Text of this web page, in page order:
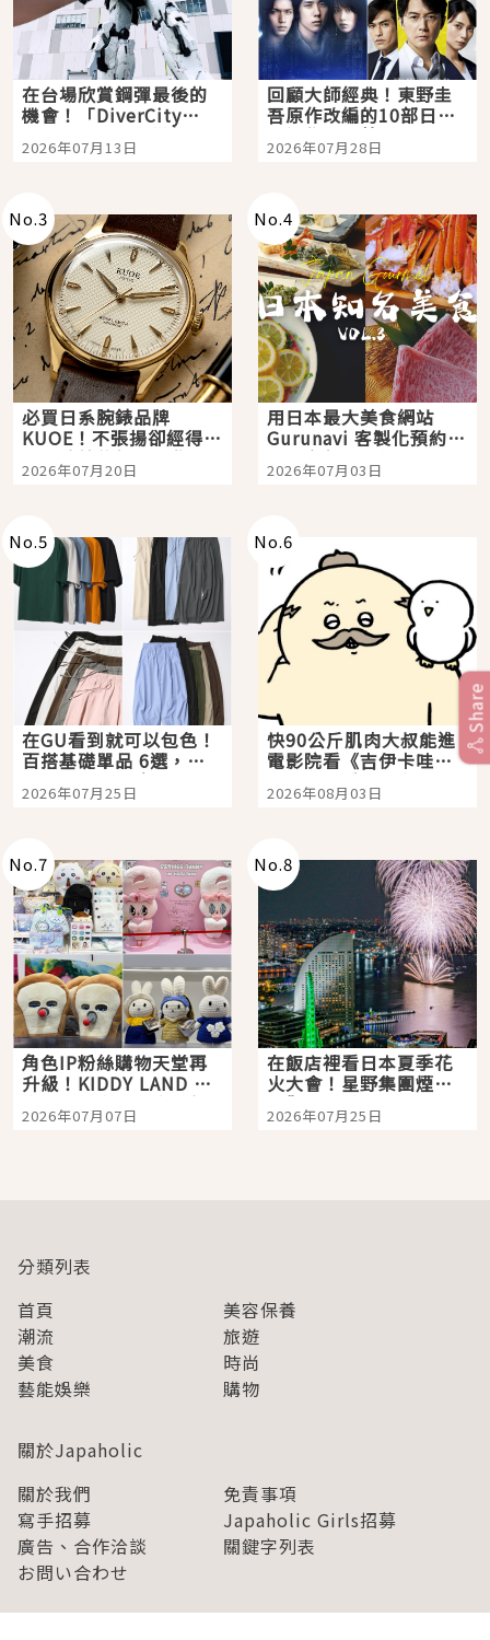
在台場欣賞鋼彈最後的
機會！「DiverCity
Tokyo Plaza」搭船、
購物、美食及夜景，一
2026年07月13日
回顧大師經典！東野圭
吾原作改編的10部日本
影視作品推薦
2026年07月28日
No.3
必買日系腕錶品牌
KUOE！不張揚卻經得起
時間洗鍊的經典之作五
選
2026年07月20日
No.4
用日本最大美食網站
Gurunavi 客製化預約九
大都市餐廳，打造專屬
美食體驗！
2026年07月03日
No.5
在GU看到就可以包色！
百搭基礎單品 6選，閉
眼全收也不心疼
2026年07月25日
No.6
快90公斤肌肉大叔能進
電影院看《吉伊卡哇》
嗎？日本重金屬樂團
「打首」會長與nagano
2026年08月03日
No.7
角色IP粉絲購物天堂再
升級！KIDDY LAND 原
宿店吉伊卡哇迎客，新
開幕 OMOKADO 店3分
2026年07月07日
No.8
在飯店裡看日本夏季花
火大會！星野集團煙火
景觀飯店6選，讓你不用
人擠人悠閒欣賞
2026年07月25日
Share
分類列表
首頁
美容保養
潮流
旅遊
美食
時尚
藝能娛樂
購物
關於Japaholic
關於我們
免責事項
寫手招募
Japaholic Girls招募
廣告、合作洽談
關鍵字列表
お問い合わせ